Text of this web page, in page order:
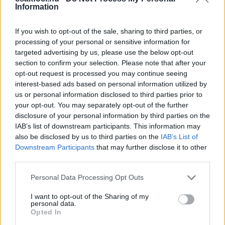
Information
If you wish to opt-out of the sale, sharing to third parties, or
processing of your personal or sensitive information for
targeted advertising by us, please use the below opt-out
section to confirm your selection. Please note that after your
opt-out request is processed you may continue seeing
interest-based ads based on personal information utilized by
us or personal information disclosed to third parties prior to
your opt-out. You may separately opt-out of the further
disclosure of your personal information by third parties on the
IAB’s list of downstream participants. This information may
also be disclosed by us to third parties on the IAB’s List of
Downstream Participants that may further disclose it to other
Please note that this website/app uses one or more Google
not limited to your visit or usage behaviour. You may click to
grant or deny consent to Google and its third-party tags to
use your data for below specified purposes in below Google
Personal Data Processing Opt Outs
I want to opt-out of the Sharing of my
personal data.
Opted In
vel – mondhatni folytatja a „sormintát”: ősszel az
bízta a Tuchel alatt gödörbe került csapat
feltámasztását. A korábbi évek tendenciái alapján
akár új sikerkorszak is beköszönhet, és egy rossz
pozícióból diadalútra válthatnak a Kékek.
A pár hete megjelentChelsea – Küldetés teljesítve
című könyv a londoni klub elképesztő fordulatokkal
teli történelmét meséli el a kezdetektől napjainkig –
rengeteg, eddig kevésbé ismert érdekességgel
fűszerezve, több mint 200 fotóval, exkluzív
kiadásban. A kötetben helyet kaptak legendás
valamint megtalálhatók benne a csapat jelenlegi
futballsztárjainak története is. A kulisszák mögé
pillantva pedig feltárul, hogy hogyan működik egy
olyan topklub, mint a Chelsea.